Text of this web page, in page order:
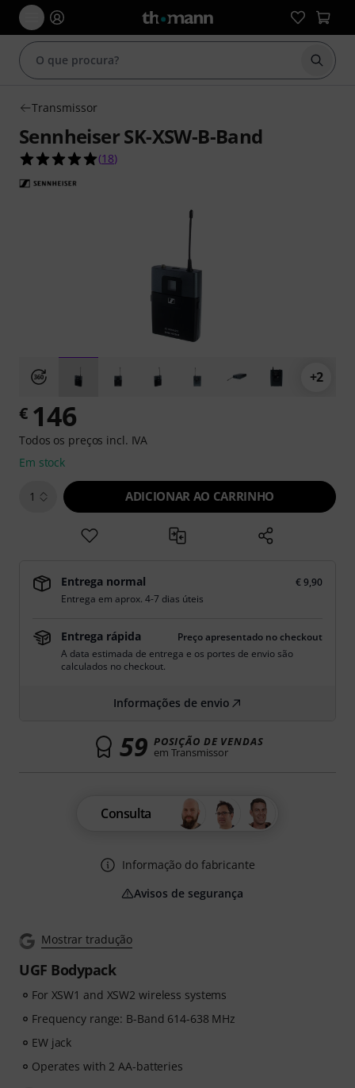
Iniciar
Transmissor
Sennheiser SK-XSW-B-Band
4.9 de 5 estrelas de 18 avaliações de clientes
(18)
+2
Mostrar tradução
UGF Bodypack
For XSW1 and XSW2 wireless systems
Frequency range: B-Band 614-638 MHz
EW jack
Operates with 2 AA-batteries
€ 146
Todos os preços incl. IVA
Em stock
1 ADICIONAR AO CARRINHO
Entrega normal
€ 9,90
Entrega em aprox. 4-7 dias úteis
Entrega rápida
Preço apresentado no checkout
A data estimada de entrega e os portes de envio são
calculados no checkout.
Informações de envio
59 POSIÇÃO DE VENDAS
em Transmissor
Consulta
Informação do fabricante
Avisos de segurança